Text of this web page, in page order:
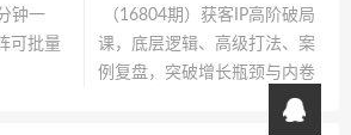
钟一
可批量
（16804期）获客IP高阶破局
课，底层逻辑、高级打法、案
例复盘，突破增长瓶颈与内卷